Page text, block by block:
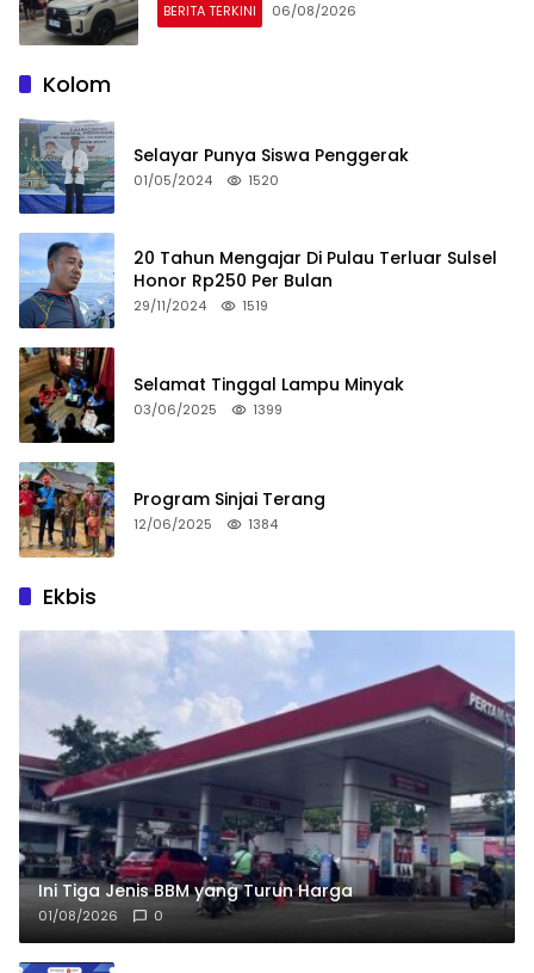
BERITA TERKINI 06/08/2026
Kolom
Selayar Punya Siswa Penggerak
01/05/2024 1520
20 Tahun Mengajar Di Pulau Terluar Sulsel
Honor Rp250 Per Bulan
29/11/2024 1519
Selamat Tinggal Lampu Minyak
03/06/2025 1399
Program Sinjai Terang
12/06/2025 1384
Ekbis
Ini Tiga Jenis BBM yang Turun Harga
01/08/2026 0